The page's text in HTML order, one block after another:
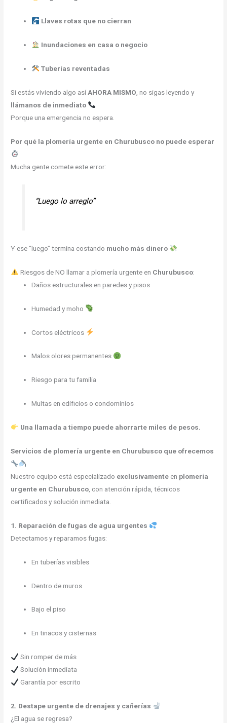
Llaves rotas que no cierran
Inundaciones en casa o negocio
Tuberías reventadas
Si estás viviendo algo así AHORA MISMO , no sigas leyendo y
llámanos de inmediato
Porque una emergencia no espera.
Por qué la plomería urgente en Churubusco no puede esperar
Mucha gente comete este error:
“Luego lo arreglo”
Y ese “luego” termina costando mucho más dinero
Riesgos de NO llamar a plomería urgente en Churubusco:
Daños estructurales en paredes y pisos
Humedad y moho
Cortos eléctricos
Malos olores permanentes
Riesgo para tu familia
Multas en edificios o condominios
Una llamada a tiempo puede ahorrarte miles de pesos.
Servicios de plomería urgente en Churubusco que ofrecemos
Nuestro equipo está especializado exclusivamente en plomería
urgente en Churubusco , con atención rápida, técnicos
certificados y solución inmediata.
1. Reparación de fugas de agua urgentes
Detectamos y reparamos fugas:
En tuberías visibles
Dentro de muros
Bajo el piso
En tinacos y cisternas
Sin romper de más
Solución inmediata
Garantía por escrito
2. Destape urgente de drenajes y cañerías
¿El agua se regresa?